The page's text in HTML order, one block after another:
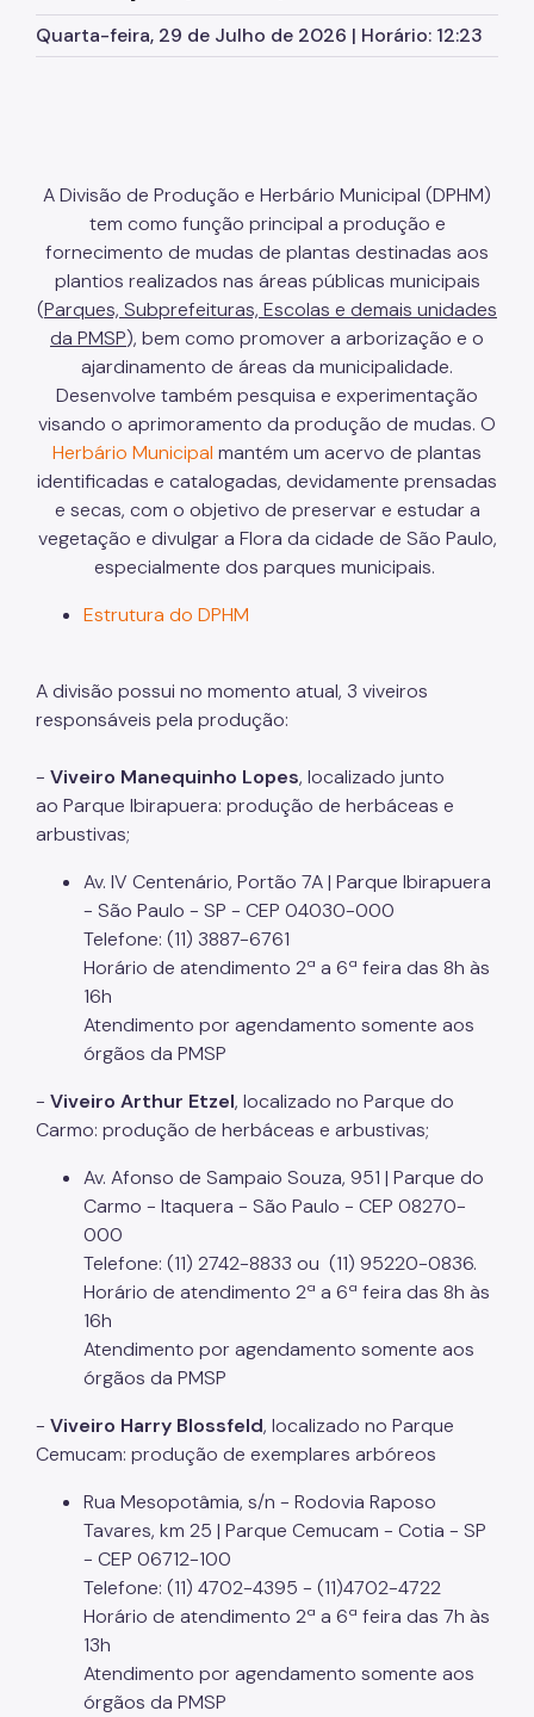
Parques Urbanos
Trilha Interparques
Viveiros Municipais
Educação Ambiental UMAPAZ
Programação
Planetários
Planejamento Ambiental
Patrimônio Ambiental
Biosampa
Projetos Urbanos
Informações Ambientais
Licenciamento Ambiental Industrial
Heliponto
Áreas Contaminadas
Estudos Ambientais
Produtos Perigosos
TCA - Termo de Compromisso Ambiental
Motogeradores
Fiscalização Ambiental
Defesa e Valorização Ambiental
TAC - Termo de Ajustamento de Conduta
Mudanças Climáticas
Comitê do Clima
Inventário de GEE
COMFROTA-SP
Planos
Mata Atlântica
Arborização Urbana
Áreas Protegidas, Áreas Verdes e Espaços Livres
Plano de Ação Climática
Quarta-feira, 29 de Julho de 2026 | Horário: 12:23
A Divisão de Produção e Herbário Municipal (DPHM)
tem como função principal a produção e
fornecimento de mudas de plantas destinadas aos
plantios realizados nas áreas públicas municipais
(Parques, Subprefeituras, Escolas e demais unidades
da PMSP), bem como promover a arborização e o
ajardinamento de áreas da municipalidade.
Desenvolve também pesquisa e experimentação
visando o aprimoramento da produção de mudas. O
Herbário Municipal mantém um acervo de plantas
identificadas e catalogadas, devidamente prensadas
e secas, com o objetivo de preservar e estudar a
vegetação e divulgar a Flora da cidade de São Paulo,
especialmente dos parques municipais.
Estrutura do DPHM
A divisão possui no momento atual, 3 viveiros
responsáveis pela produção:
- Viveiro Manequinho Lopes, localizado junto
ao Parque Ibirapuera: produção de herbáceas e
arbustivas;
Av. IV Centenário, Portão 7A | Parque Ibirapuera
- São Paulo - SP - CEP 04030-000
Telefone: (11) 3887-6761
Horário de atendimento 2ª a 6ª feira das 8h às
16h
Atendimento por agendamento somente aos
órgãos da PMSP
- Viveiro Arthur Etzel, localizado no Parque do
Carmo: produção de herbáceas e arbustivas;
Av. Afonso de Sampaio Souza, 951 | Parque do
Carmo - Itaquera - São Paulo - CEP 08270-
000
Telefone: (11) 2742-8833 ou (11) 95220-0836.
Horário de atendimento 2ª a 6ª feira das 8h às
16h
Atendimento por agendamento somente aos
órgãos da PMSP
- Viveiro Harry Blossfeld, localizado no Parque
Cemucam: produção de exemplares arbóreos
Rua Mesopotâmia, s/n - Rodovia Raposo
Tavares, km 25 | Parque Cemucam - Cotia - SP
- CEP 06712-100
Telefone: (11) 4702-4395 - (11)4702-4722
Horário de atendimento 2ª a 6ª feira das 7h às
13h
Atendimento por agendamento somente aos
órgãos da PMSP